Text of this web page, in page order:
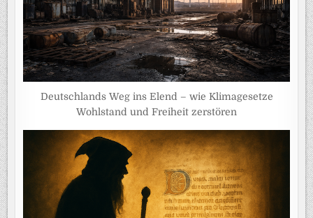
Deutschlands Weg ins Elend – wie Klimagesetze
Wohlstand und Freiheit zerstören